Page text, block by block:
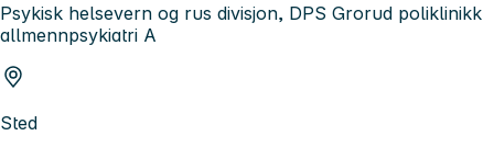
Psykisk helsevern og rus divisjon, DPS Grorud poliklinikk
allmennpsykiatri A
Sted